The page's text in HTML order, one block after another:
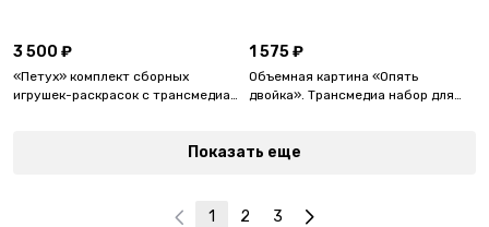
3 500 ₽
«Петух» комплект сборных
игрушек-раскрасок с трансмедиа-
1 575 ₽
Объемная картина «Опять
двойка». Трансмедиа набор для
Показать еще
1 2 3